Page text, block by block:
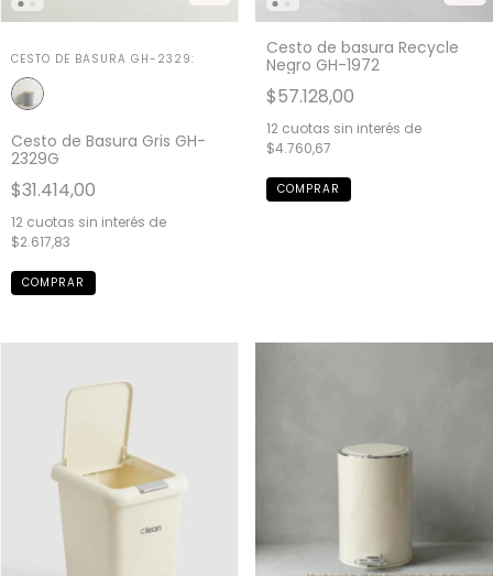
CESTO DE BASURA GH-2329:
Cesto de Basura Gris GH-
2329G
$31.414,00
12 cuotas sin interés de
$2.617,83
Cesto de basura Recycle
Negro GH-1972
$57.128,00
12 cuotas sin interés de
$4.760,67